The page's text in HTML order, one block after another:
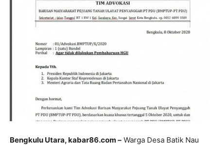
Bengkulu Utara, kabar86.com – Warga Desa Batik Nau